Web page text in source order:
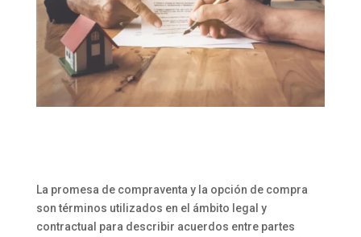
La promesa de compraventa y la opción de compra
son términos utilizados en el ámbito legal y
contractual para describir acuerdos entre partes